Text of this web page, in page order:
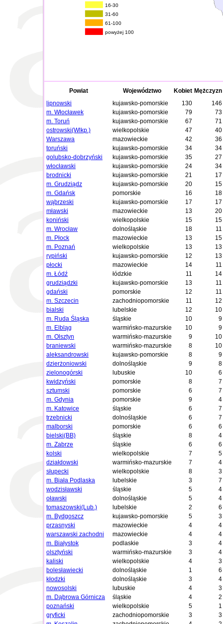
16-30
31-60
61-100
powyżej 100
Powiat Województwo Kobiet Mężczyzn
lipnowski
kujawsko-pomorskie 130
146
m. Włocławek
kujawsko-pomorskie 79
73
m. Toruń
kujawsko-pomorskie 67
71
ostrowski(Wlkp.)
wielkopolskie 47
40
Warszawa
mazowieckie 42
36
toruński
kujawsko-pomorskie 34
34
golubsko-dobrzyński
kujawsko-pomorskie 35
27
włocławski
kujawsko-pomorskie 24
34
brodnicki
kujawsko-pomorskie 21
17
m. Grudziądz
kujawsko-pomorskie 20
15
m. Gdańsk
pomorskie 16
18
wąbrzeski
kujawsko-pomorskie 17
17
mławski
mazowieckie 13
20
koniński
wielkopolskie 15
15
m. Wrocław
dolnośląskie 18
11
m. Płock
mazowieckie 13
15
m. Poznań
wielkopolskie 13
13
rypiński
kujawsko-pomorskie 12
13
płocki
mazowieckie 14
11
m. Łódź
łódzkie 11
14
grudziądzki
kujawsko-pomorskie 13
11
gdański
pomorskie 12
11
m. Szczecin
zachodniopomorskie 11
12
bialski
lubelskie 12
10
m. Ruda Śląska
śląskie 10
9
m. Elbląg
warmińsko-mazurskie 10
9
m. Olsztyn
warmińsko-mazurskie 9
10
braniewski
warmińsko-mazurskie 8
10
aleksandrowski
kujawsko-pomorskie 8
9
dzierżoniowski
dolnośląskie 9
8
zielonogórski
lubuskie 10
6
kwidzyński
pomorskie 8
7
sztumski
pomorskie 6
7
m. Gdynia
pomorskie 9
4
m. Katowice
śląskie 6
7
trzebnicki
dolnośląskie 6
7
malborski
pomorskie 6
6
bielski(BB)
śląskie 8
4
m. Zabrze
śląskie 6
6
kolski
wielkopolskie 7
5
działdowski
warmińsko-mazurskie 7
4
słupecki
wielkopolskie 8
3
m. Biała Podlaska
lubelskie 3
7
wodzisławski
śląskie 5
4
oławski
dolnośląskie 5
4
tomaszowski(Lub.)
lubelskie 2
6
m. Bydgoszcz
kujawsko-pomorskie 5
3
przasnyski
mazowieckie 4
4
warszawski zachodni
mazowieckie 4
4
m. Białystok
podlaskie 3
4
olsztyński
warmińsko-mazurskie 3
4
kaliski
wielkopolskie 4
3
bolesławiecki
dolnośląskie 1
6
kłodzki
dolnośląskie 3
4
nowosolski
lubuskie 4
3
m. Dąbrowa Górnicza
śląskie 4
2
poznański
wielkopolskie 5
1
gryficki
zachodniopomorskie 3
3